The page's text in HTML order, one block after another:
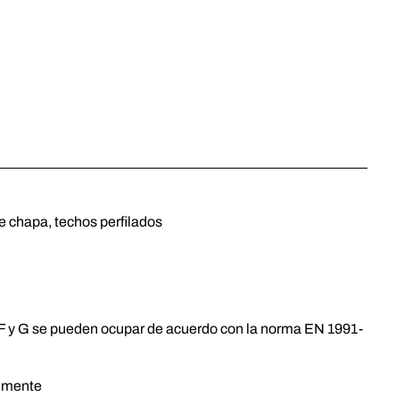
chapa, techos perfilados
y G se pueden ocupar de acuerdo con la norma EN 1991-